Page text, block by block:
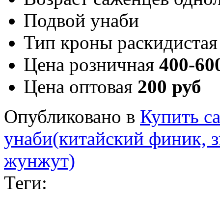
Подвой унаби
Тип кроны раскидистая
Цена розничная 400-
Цена оптовая 200 руб
Опубликовано в Купить
унаби(китайский финик,
жунжут)
Теги: